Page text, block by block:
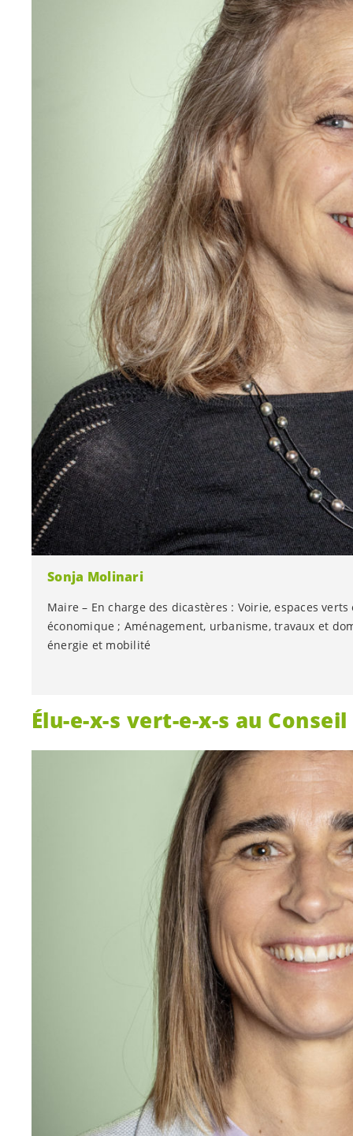
Sonja Molinari
Maire – En charge des dicastères : Voirie, espaces
économique ; Aménagement, urbanisme, travaux et
énergie et mobilité
Conseillère administrative depuis 2020
Élu-e-x-s vert-e-x-s au